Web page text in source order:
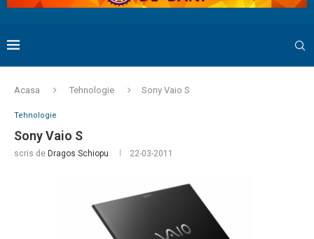
Acasa Tehnologie Sony Vaio S
Tehnologie
Sony Vaio S
scris de Dragos Schiopu 22-03-2011